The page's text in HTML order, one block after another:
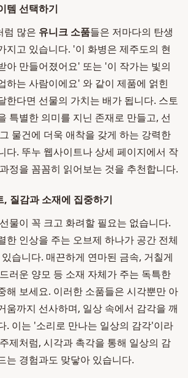
템 선택하기
럼 많은 유니크 소품들은 저마다의 탄생
지고 있습니다. '이 화병은 제주도의 현
아 만들어졌어요' 또는 '이 작가는 빛의
하는 사람이에요' 와 같이 제품에 얽힌
한다면 선물의 가치는 배가 됩니다. 스토
특별한 의미를 지닌 존재로 만들고, 선
물건에 더욱 애착을 갖게 하는 강력한
다. 뚜누 웹사이트나 상세 페이지에서 작
정을 꼼꼼히 읽어보는 것을 추천합니다.
, 질감과 소재에 집중하기
선물이 꼭 크고 화려할 필요는 없습니다.
한 인상을 주는 오브제 하나가 공간 전체
습니다. 매끈하게 연마된 금속, 거칠게
러운 양모 등 소재 자체가 주는 독특한
해 보세요. 이러한 소품들은 시각뿐만 아
움까지 선사하며, 일상 속에서 감각을 깨
. 이는 '소리로 만나는 일상의 감각'이라
제처럼, 시각과 촉각을 통해 일상의 감
는 경험과도 맞닿아 있습니다.